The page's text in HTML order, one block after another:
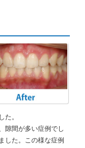
た。
隙間が多い症例でし
した。この様な症例